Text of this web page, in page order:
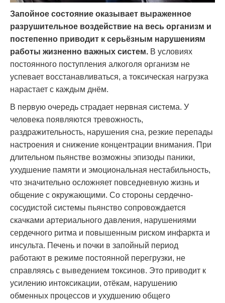
Запойное состояние оказывает выраженное
разрушительное воздействие на весь организм и
постепенно приводит к серьёзным нарушениям
работы жизненно важных систем. В условиях
постоянного поступления алкоголя организм не
успевает восстанавливаться, а токсическая нагрузка
нарастает с каждым днём.
В первую очередь страдает нервная система. У
человека появляются тревожность,
раздражительность, нарушения сна, резкие перепады
настроения и снижение концентрации внимания. При
длительном пьянстве возможны эпизоды паники,
ухудшение памяти и эмоциональная нестабильность,
что значительно осложняет повседневную жизнь и
общение с окружающими. Со стороны сердечно-
сосудистой системы пьянство сопровождается
скачками артериального давления, нарушениями
сердечного ритма и повышенным риском инфаркта и
инсульта. Печень и почки в запойный период
работают в режиме постоянной перегрузки, не
справляясь с выведением токсинов. Это приводит к
усилению интоксикации, отёкам, нарушению
обменных процессов и ухудшению общего